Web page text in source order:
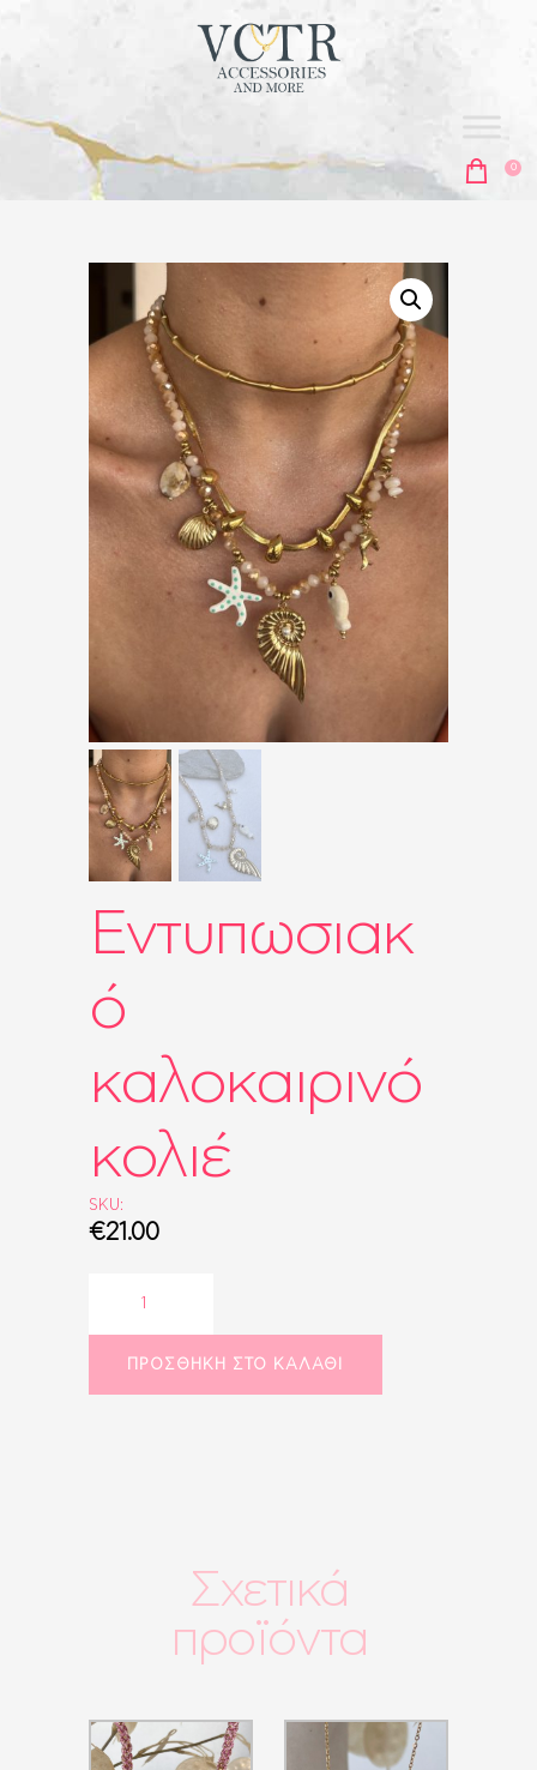
0
vctr
ΣΚΟΥΛΑΡΊΚΙΑ
ΑΛΥΣΊΔΕΣ
ΒΡΑΧΙΌΛΙΑ
MEN'S COLLECTION
ΔΑΧΤΥΛΊΔΙΑ
ΜΠΙΖΟΥΤΙΈΡΕΣ
ΑΞΕΣΟΥΆΡ
ΤΣΆΝΤΕΣ
ΡΟΛΌΓΙΑ
BRIDAL
SALES
SHOP THE LOOK
GIFT BOXES
Εντυπωσιακ
ό
καλοκαιρινό
κολιέ
SKU:
€21.00
καλοκαιρινό
ποσότητα
ΠΡΟΣΘΉΚΗ ΣΤΟ ΚΑΛΆΘΙ
Σχετικά
προϊόντα